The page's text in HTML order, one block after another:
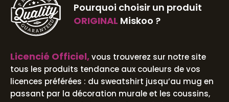
Pourquoi choisir un produit
ORIGINAL Miskoo ?
Licencié Officiel,vous trouverez sur notre site
tous les produits tendance aux couleurs de vos
licences préférées : du sweatshirt jusqu’au mug en
passant par la décoration murale et les coussins,